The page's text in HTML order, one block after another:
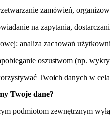
zamówień,
na zapytania,
analiza zachowań
oszustwom (np.
Twoich danych w
Twoje dane?
podmiotom zewnętrznym